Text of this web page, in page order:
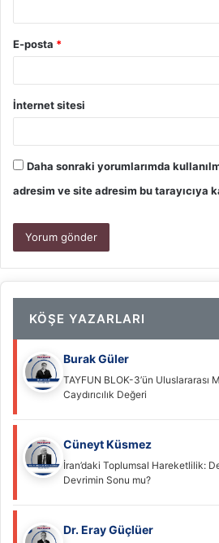
E-posta *
İnternet sitesi
Daha sonraki yorumlarımda
adresim ve site adresim bu tarayıcıya
KÖŞE YAZARLARI
Burak Güler
TAYFUN BLOK-3’ün Uluslararası
Caydırıcılık Değeri
Cüneyt Küsmez
İran’daki Toplumsal Hareketlilik:
Devrimin Sonu mu?
Dr. Eray Güçlüer